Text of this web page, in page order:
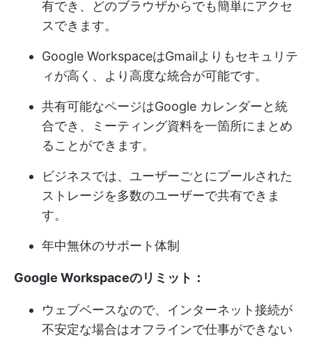
有でき、どのブラウザからでも簡単にアクセ
スできます。
Google WorkspaceはGmailよりもセキュリテ
ィが高く、より高度な統合が可能です。
共有可能なページはGoogle カレンダーと統
合でき、ミーティング資料を一箇所にまとめ
ることができます。
ビジネスでは、ユーザーごとにプールされた
ストレージを多数のユーザーで共有できま
す。
年中無休のサポート体制
Google Workspaceのリミット：
ウェブベースなので、インターネット接続が
不安定な場合はオフラインで仕事ができない